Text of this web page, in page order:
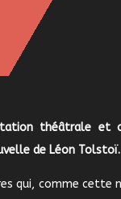
théâtrale et
de Léon
qui, comme